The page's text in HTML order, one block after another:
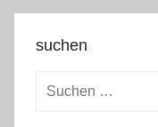
suchen
Suchen